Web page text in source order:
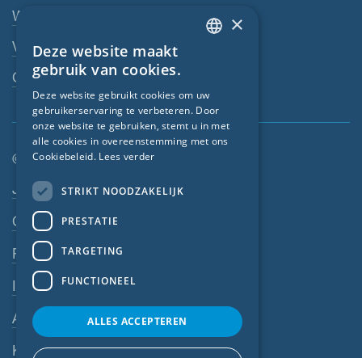
Webshop
Vakhandelaar
Contactpersoon
© SIGA 2026
Footer-navigatie
Jobs
Contact
Privacyverklaring
Impressum
Algemene voorwaarden
Klokkenluiderssysteem
FRENCH
CZECH
NORWEGIAN
×
Deze website maakt
gebruik van cookies.
Deze website gebruikt cookies om uw
gebruikerservaring te verbeteren. Door
onze website te gebruiken, stemt u in met
alle cookies in overeenstemming met ons
Cookiebeleid. Lees verder
STRIKT NOODZAKELIJK
PRESTATIE
TARGETING
FUNCTIONEEL
ALLES ACCEPTEREN